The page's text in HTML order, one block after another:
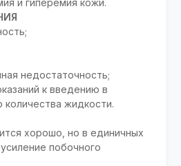
недостаточность;
к введению в
количества жидкости.
хорошо, но в единичных
побочного